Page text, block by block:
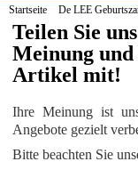
Startseite De LEE
Teilen Sie
Meinung
Artikel mit!
Ihre Meinung ist
Angebote gezielt
Bitte beachten Sie